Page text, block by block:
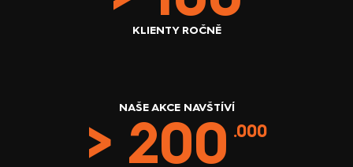
KLIENTY ROČNĚ
NAŠE AKCE NAVŠTÍVÍ
> 200 .000